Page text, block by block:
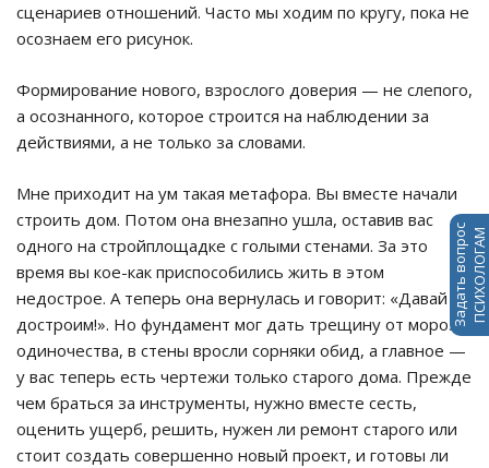
сценариев отношений. Часто мы ходим по кругу, пока не
осознаем его рисунок.
Формирование нового, взрослого доверия — не слепого,
а осознанного, которое строится на наблюдении за
действиями, а не только за словами.
Мне приходит на ум такая метафора. Вы вместе начали
строить дом. Потом она внезапно ушла, оставив вас
одного на стройплощадке с голыми стенами. За это
время вы кое-как приспособились жить в этом
недострое. А теперь она вернулась и говорит: «Давай
достроим!». Но фундамент мог дать трещину от мороза
одиночества, в стены вросли сорняки обид, а главное —
у вас теперь есть чертежи только старого дома. Прежде
чем браться за инструменты, нужно вместе сесть,
оценить ущерб, решить, нужен ли ремонт старого или
стоит создать совершенно новый проект, и готовы ли
Задать вопросПСИХОЛОГАМ